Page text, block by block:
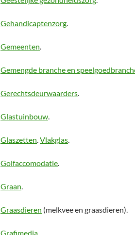
Gehandicaptenzorg.
Gemeenten.
Gemengde branche en
Gerechtsdeurwaarders.
Glastuinbouw.
Glaszetten.Vlakglas.
Golfaccomodatie.
Graan.
Graasdieren (melkvee en graasdieren).
Grafimedia.